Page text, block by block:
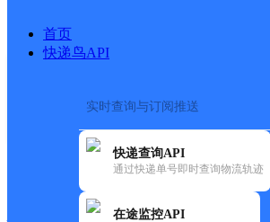
首页
快递鸟API
实时查询与订阅推送
快递查询API
通过快递单号即时查询物流轨迹
在途监控API
快运大全